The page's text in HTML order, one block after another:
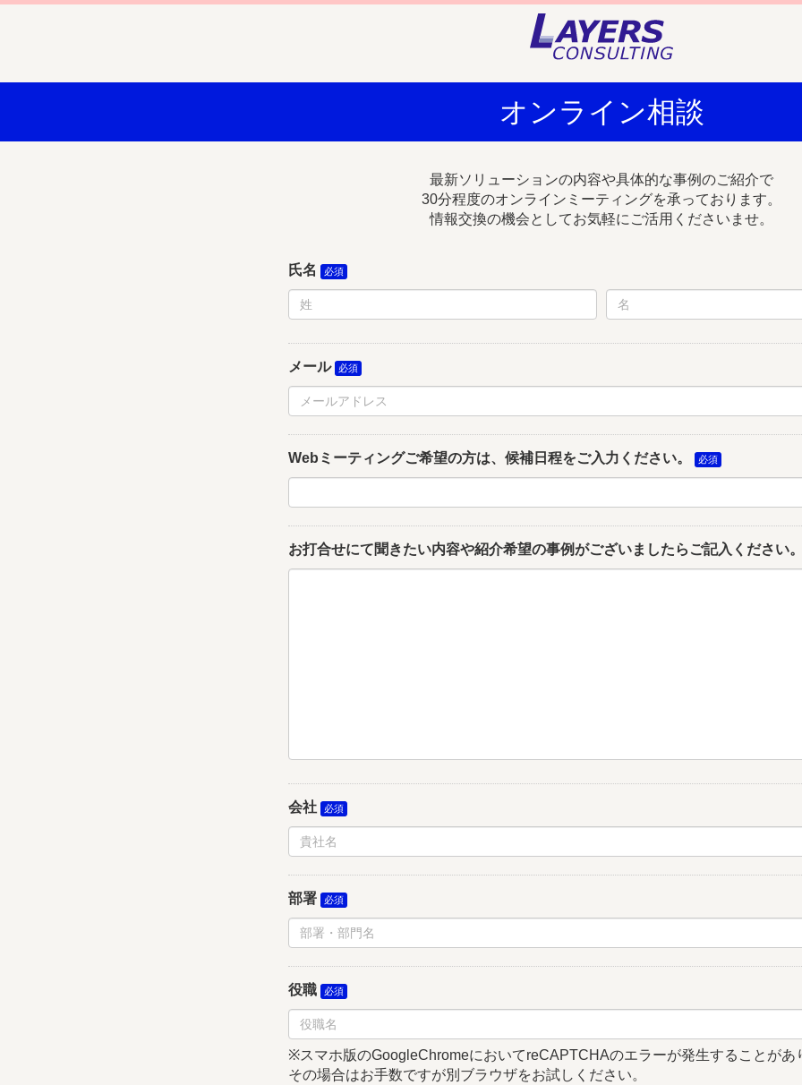
オンライン相談
最新ソリューションの内容や具体的な事例のご紹介で
30分程度のオンラインミーティングを承っております。
情報交換の機会としてお気軽にご活用くださいませ。
氏名
メール
Webミーティングご希望の方は、候補日程をご入力ください。
お打合せにて聞きたい内容や紹介希望の事例がございましたらご記入ください
会社
部署
役職
※スマホ版のGoogleChromeにおいてreCAPTCHAのエラーが発生することがあ
その場合はお手数ですが別ブラウザをお試しください。